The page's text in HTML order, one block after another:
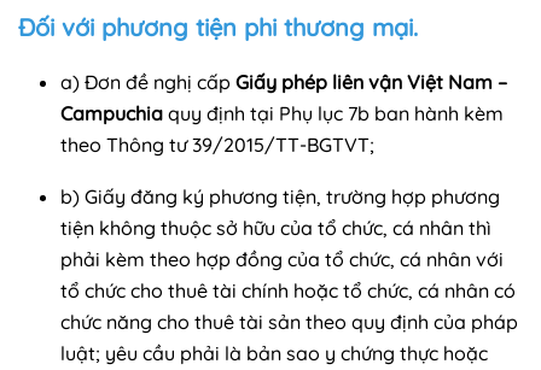
Đối với phương tiện phi thương mại.
a) Đơn đề nghị cấp Giấy phép liên vận Việt Nam –
Campuchia quy định tại Phụ lục 7b ban hành kèm
theo Thông tư 39/2015/TT-BGTVT;
b) Giấy đăng ký phương tiện, trường hợp phương
tiện không thuộc sở hữu của tổ chức, cá nhân thì
phải kèm theo hợp đồng của tổ chức, cá nhân với
tổ chức cho thuê tài chính hoặc tổ chức, cá nhân có
chức năng cho thuê tài sản theo quy định của pháp
luật; yêu cầu phải là bản sao y chứng thực hoặc